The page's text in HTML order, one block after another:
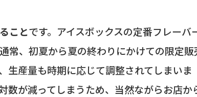
ことです。アイスボックスの定番フレーバ
常、初夏から夏の終わりにかけての限定販
生産量も時期に応じて調整されてしまいま
数が減ってしまうため、当然ながらお店か